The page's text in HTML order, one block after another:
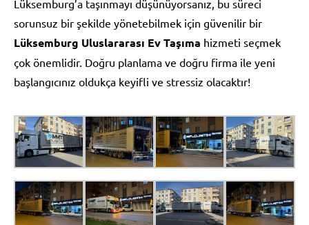
Lüksemburg’a taşınmayı düşünüyorsanız, bu süreci
sorunsuz bir şekilde yönetebilmek için güvenilir bir
Lüksemburg Uluslararası Ev Taşıma hizmeti seçmek
çok önemlidir. Doğru planlama ve doğru firma ile yeni
başlangıcınız oldukça keyifli ve stressiz olacaktır!